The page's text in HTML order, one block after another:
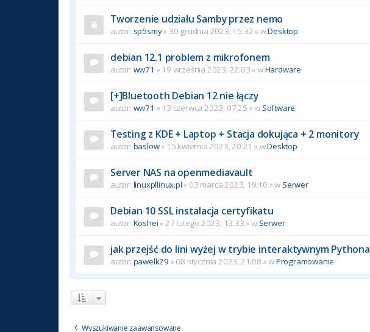
Tworzenie udziału Samby przez nemo
autor: sp5smy» 30 grudnia 2023, 15:32» wDesktop
debian 12.1 problem z mikrofonem
autor: ww71 » 19 września 2023, 22:03» wHardware
[+]Bluetooth Debian 12 nie łączy
autor: ww71 » 13 czerwca 2023, 07:25 » w Software
Testing z KDE + Laptop + Stacja dokująca + 2 monitory
autor: baslow» 15 kwietnia 2023, 20:21 » wDesktop
Server NAS na openmediavault
autor: linuxpllinux.pl» 03 marca 2023, 19:10 » w Serwer
Debian 10 SSL instalacja certyfikatu
autor: Koshei»27 lutego 2023, 13:33» w Serwer
jak przejść do lini wyżej w trybie interaktywnym Pythona
autor: pawelk29 »08 stycznia 2023, 21:08 » wProgramowanie
Wyszukiwanie zaawansowane